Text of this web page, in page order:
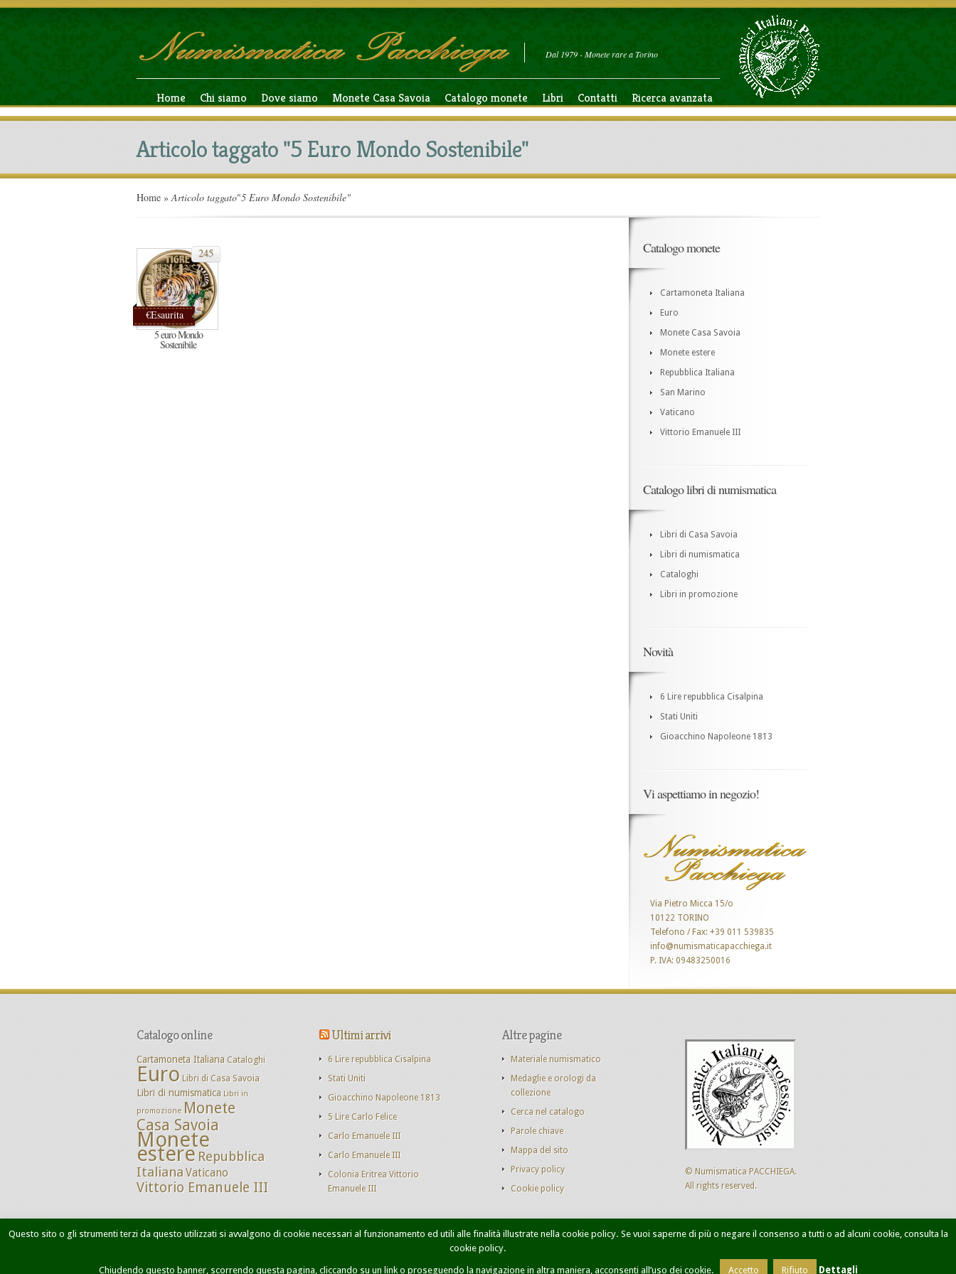
Dal 1979 - Monete rare a Torino
Home Chi siamo Dove siamo Monete Casa Savoia Catalogo monete Libri Contatti Ricerca avanzata
Articolo taggato "5 Euro Mondo Sostenibile"
Home » Articolo taggato"5 Euro Mondo Sostenibile"
€Esaurita
245
5 euro Mondo
Sostenibile
Catalogo monete
Cartamoneta Italiana
Euro
Monete Casa Savoia
Monete estere
Repubblica Italiana
San Marino
Vaticano
Vittorio Emanuele III
Catalogo libri di numismatica
Libri di Casa Savoia
Libri di numismatica
Cataloghi
Libri in promozione
Novità
6 Lire repubblica Cisalpina
Stati Uniti
Gioacchino Napoleone 1813
Vi aspettiamo in negozio!
Via Pietro Micca 15/o
10122 TORINO
Telefono / Fax: +39 011 539835
info@numismaticapacchiega.it
P. IVA: 09483250016
Catalogo online
Cartamoneta Italiana Cataloghi
Euro Libri di Casa Savoia
Libri di numismatica Libri in
promozione Monete
Casa Savoia
Monete
estere Repubblica
ItalianaVaticano
Vittorio Emanuele III
Ultimi arrivi
6 Lire repubblica Cisalpina
Stati Uniti
Gioacchino Napoleone 1813
5 Lire Carlo Felice
Carlo Emanuele III
Carlo Emanuele III
Colonia Eritrea Vittorio
Emanuele III
Altre pagine
Materiale numismatico
Medaglie e orologi da
collezione
Cerca nel catalogo
Parole chiave
Mappa del sito
Privacy policy
Cookie policy
© Numismatica PACCHIEGA.
All rights reserved.
Home Dove siamo Monete Casa Savoia Catalogo monete Contatti Ricerca avanzata Designed by Sol Levante
Questo sito o gli strumenti terzi da questo utilizzati si avvalgono di cookie necessari al funzionamento ed utili alle finalità illustrate nella cookie policy. Se vuoi saperne di più o negare il consenso a tutti o ad alcuni cookie, consulta la
cookie policy.
Chiudendo questo banner, scorrendo questa pagina, cliccando su un link o proseguendo la navigazione in altra maniera, acconsenti all’uso dei cookie. Accetto Rifiuto Dettagli